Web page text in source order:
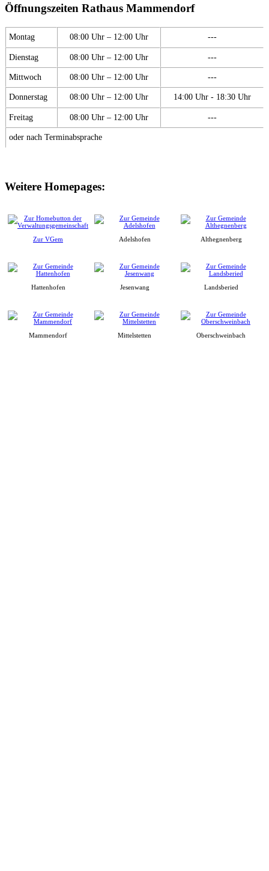
Öffnungszeiten Rathaus Mammendorf
Montag 08:00 Uhr – 12:00 Uhr ---
Dienstag 08:00 Uhr – 12:00 Uhr ---
Mittwoch 08:00 Uhr – 12:00 Uhr ---
Donnerstag 08:00 Uhr – 12:00 Uhr 14:00 Uhr - 18:30 Uhr
Freitag 08:00 Uhr – 12:00 Uhr ---
oder nach Terminabsprache
Weitere Homepages:
Zur VGem Adelshofen Althegnenberg
Hattenhofen Jesenwang Landsberied
Mammendorf Mittelstetten Oberschweinbach